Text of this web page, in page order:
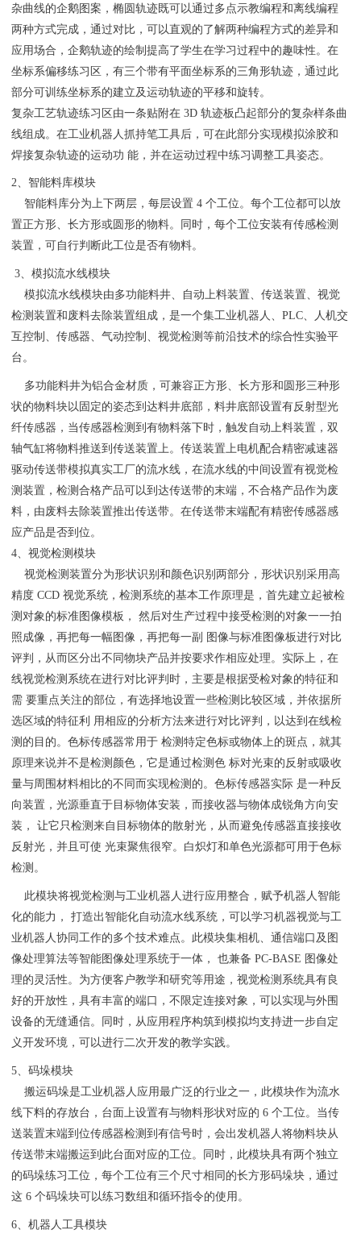
杂曲线的企鹅图案，椭圆轨迹既可以通过多点示教编程和离线编程
两种方式完成，通过对比，可以直观的了解两种编程方式的差异和
应用场合，企鹅轨迹的绘制提高了学生在学习过程中的趣味性。在
坐标系偏移练习区，有三个带有平面坐标系的三角形轨迹，通过此
部分可训练坐标系的建立及运动轨迹的平移和旋转。
复杂工艺轨迹练习区由一条贴附在 3D 轨迹板凸起部分的复杂样条曲
线组成。在工业机器人抓持笔工具后，可在此部分实现模拟涂胶和
焊接复杂轨迹的运动功 能，并在运动过程中练习调整工具姿态。
2、智能料库模块
智能料库分为上下两层，每层设置 4 个工位。每个工位都可以放
置正方形、长方形或圆形的物料。同时，每个工位安装有传感检测
装置，可自行判断此工位是否有物料。
3、模拟流水线模块
模拟流水线模块由多功能料井、自动上料装置、传送装置、视觉
检测装置和废料去除装置组成，是一个集工业机器人、PLC、人机交
互控制、传感器、气动控制、视觉检测等前沿技术的综合性实验平
台。
多功能料井为铝合金材质，可兼容正方形、长方形和圆形三种形
状的物料块以固定的姿态到达料井底部，料井底部设置有反射型光
纤传感器，当传感器检测到有物料落下时，触发自动上料装置，双
轴气缸将物料推送到传送装置上。传送装置上电机配合精密减速器
驱动传送带模拟真实工厂的流水线，在流水线的中间设置有视觉检
测装置，检测合格产品可以到达传送带的末端，不合格产品作为废
料，由废料去除装置推出传送带。在传送带末端配有精密传感器感
应产品是否到位。
4、视觉检测模块
视觉检测装置分为形状识别和颜色识别两部分，形状识别采用高
精度 CCD 视觉系统，检测系统的基本工作原理是，首先建立起被检
测对象的标准图像模板， 然后对生产过程中接受检测的对象一一拍
照成像，再把每一幅图像，再把每一副 图像与标准图像板进行对比
评判，从而区分出不同物块产品并按要求作相应处理。实际上，在
线视觉检测系统在进行对比评判时，主要是根据受检对象的特征和
需 要重点关注的部位，有选择地设置一些检测比较区域，并依据所
选区域的特征利 用相应的分析方法来进行对比评判，以达到在线检
测的目的。色标传感器常用于 检测特定色标或物体上的斑点，就其
原理来说并不是检测颜色，它是通过检测色 标对光束的反射或吸收
量与周围材料相比的不同而实现检测的。色标传感器实际 是一种反
向装置，光源垂直于目标物体安装，而接收器与物体成锐角方向安
装， 让它只检测来自目标物体的散射光，从而避免传感器直接接收
反射光，并且可使 光束聚焦很窄。白炽灯和单色光源都可用于色标
检测。
此模块将视觉检测与工业机器人进行应用整合，赋予机器人智能
化的能力， 打造出智能化自动流水线系统，可以学习机器视觉与工
业机器人协同工作的多个技术难点。此模块集相机、通信端口及图
像处理算法等智能图像处理系统于一体， 也兼备 PC-BASE 图像处
理的灵活性。为方便客户教学和研究等用途，视觉检测系统具有良
好的开放性，具有丰富的端口，不限定连接对象，可以实现与外围
设备的无缝通信。同时，从应用程序构筑到模拟均支持进一步自定
义开发环境，可以进行二次开发的教学实践。
5、码垛模块
搬运码垛是工业机器人应用最广泛的行业之一，此模块作为流水
线下料的存放台，台面上设置有与物料形状对应的 6 个工位。当传
送装置末端到位传感器检测到有信号时，会出发机器人将物料块从
传送带末端搬运到此台面对应的工位。同时，此模块具有两个独立
的码垛练习工位，每个工位有三个尺寸相同的长方形码垛块，通过
这 6 个码垛块可以练习数组和循环指令的使用。
6、机器人工具模块